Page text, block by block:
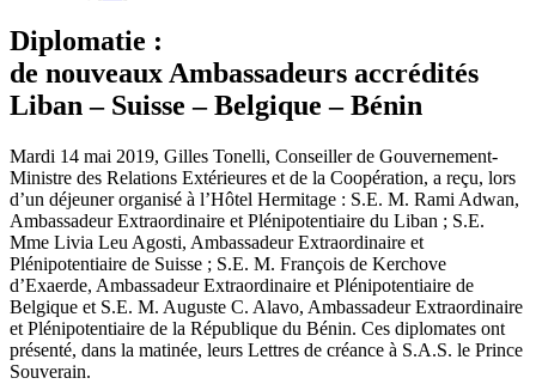
Diplomatie :
de nouveaux Ambassadeurs accrédités
Liban – Suisse – Belgique – Bénin
Mardi 14 mai 2019, Gilles Tonelli, Conseiller de Gouvernement-
Ministre des Relations Extérieures et de la Coopération, a reçu, lors
d’un déjeuner organisé à l’Hôtel Hermitage : S.E. M. Rami Adwan,
Ambassadeur Extraordinaire et Plénipotentiaire du Liban ; S.E.
Mme Livia Leu Agosti, Ambassadeur Extraordinaire et
Plénipotentiaire de Suisse ; S.E. M. François de Kerchove
d’Exaerde, Ambassadeur Extraordinaire et Plénipotentiaire de
Belgique et S.E. M. Auguste C. Alavo, Ambassadeur Extraordinaire
et Plénipotentiaire de la République du Bénin. Ces diplomates ont
présenté, dans la matinée, leurs Lettres de créance à S.A.S. le Prince
Souverain.